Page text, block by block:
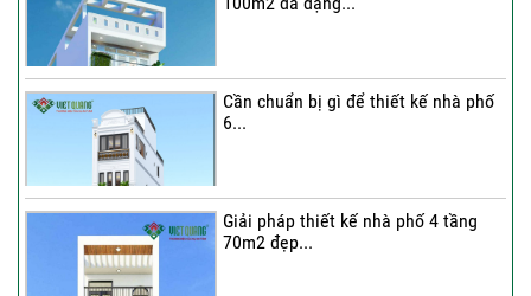
Cần chuẩn bị gì để thiết kế nhà phố
6...
Giải pháp thiết kế nhà phố 4 tầng
70m2 đẹp...